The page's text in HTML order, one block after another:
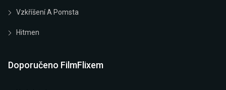
Vzkříšení A Pomsta
Hitmen
Doporučeno FilmFlixem